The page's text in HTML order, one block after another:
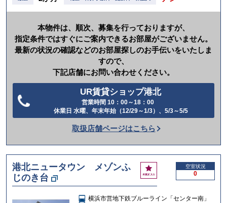
本物件は、順次、募集を行っておりますが、
指定条件ではすぐにご案内できるお部屋がございません。
最新の状況の確認などのお部屋探しのお手伝いをいたしま
すので、
下記店舗にお問い合わせください。
UR賃貸ショップ港北
営業時間 10：00～18：00
休業日 水曜、年末年始（12/29～1/3）、5/3～5/5
話
か
け
る
取扱店舗ページはこちら
港北ニュータウン メゾンふ
じのき台
お
気
に
入
空室状況
0
横浜市営地下鉄ブルーライン「センター南」